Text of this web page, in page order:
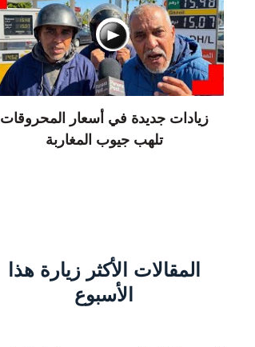
زيادات جديدة في أسعار المحروقات
تلهب جيوب المغاربة
المقالات الأكثر زيارة هذا
الأسبوع